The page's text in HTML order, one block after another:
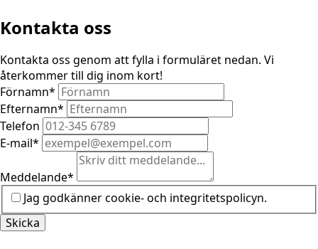
Kontakta oss
Kontakta oss genom att fylla i formuläret nedan. Vi
återkommer till dig inom kort!
Förnamn*
Efternamn*
Telefon
E-mail*
Meddelande*
Jag godkänner cookie- och integritetspolicyn.
Skicka